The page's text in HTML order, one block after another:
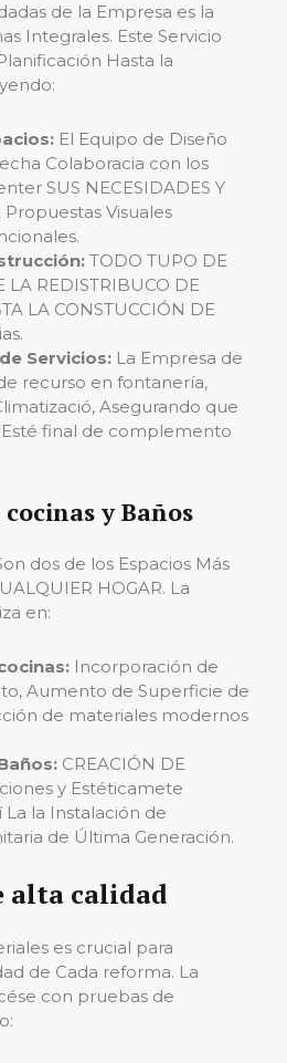
de la Empresa es la
Integrales. Este Servicio
Hasta la
El Equipo de Diseño
Colaboracia con los
SUS NECESIDADES Y
Visuales
TODO TUPO DE
LA REDISTRIBUCO DE
LA CONSTUCCIÓN DE
Servicios: La Empresa de
recurso en fontanería,
Asegurando que
final de complemento
y Baños
dos de los Espacios Más
HOGAR. La
en:
Incorporación de
Aumento de Superficie de
de materiales modernos
CREACIÓN DE
y Estéticamete
La la Instalación de
de Última Generación.
alta calidad
es crucial para
de Cada reforma. La
con pruebas de